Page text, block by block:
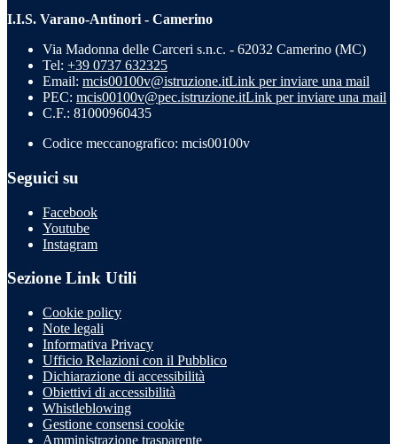
I.I.S. Varano-Antinori - Camerino
Via Madonna delle Carceri s.n.c. - 62032 Camerino (MC)
Tel: +39 0737 632325
Email: mcis00100v@istruzione.itLink per inviare una mail
PEC: mcis00100v@pec.istruzione.itLink per inviare una mail
C.F.: 81000960435
Codice meccanografico: mcis00100v
Seguici su
Facebook
Youtube
Instagram
Sezione Link Utili
Cookie policy
Note legali
Informativa Privacy
Ufficio Relazioni con il Pubblico
Dichiarazione di accessibilità
Obiettivi di accessibilità
Whistleblowing
Gestione consensi cookie
Amministrazione trasparente